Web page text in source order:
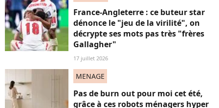
France-Angleterre : ce buteur star
dénonce le "jeu de la virilité", on
décrypte ses mots pas très "frères
Gallagher"
17 juillet 2026
MENAGE
Pas de burn out pour moi cet été,
grâce à ces robots ménagers hyper